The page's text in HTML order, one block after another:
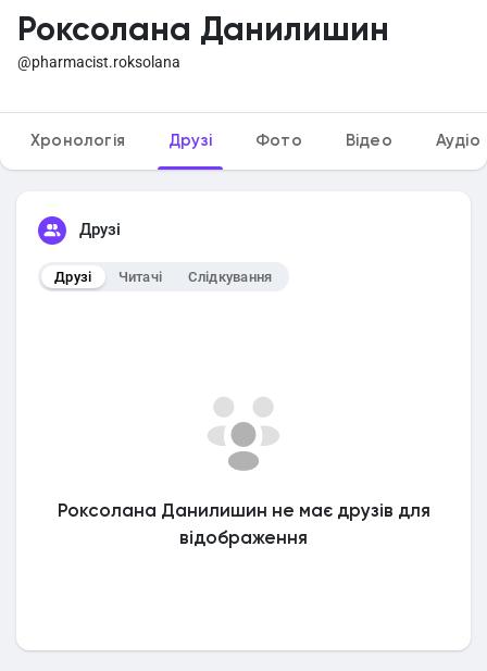
Роксолана Данилишин
@pharmacist.roksolana
Хронологія Друзі Фото Відео Аудіо
Друзі
Друзі Читачі Слідкування
Роксолана Данилишин не має друзів для
відображення